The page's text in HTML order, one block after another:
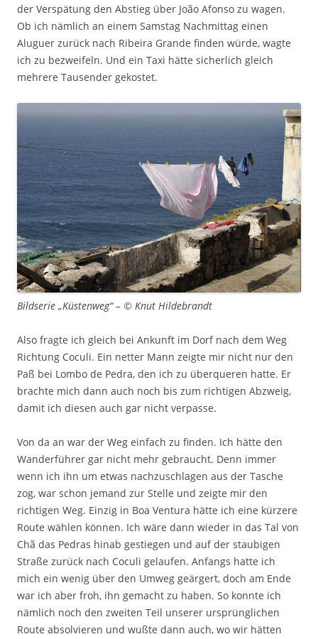
der Verspätung den Abstieg über João Afonso zu wagen.
Ob ich nämlich an einem Samstag Nachmittag einen
Aluguer zurück nach Ribeira Grande finden würde, wagte
ich zu bezweifeln. Und ein Taxi hätte sicherlich gleich
mehrere Tausender gekostet.
Bildserie „Küstenweg“ – © Knut Hildebrandt
Also fragte ich gleich bei Ankunft im Dorf nach dem Weg
Richtung Coculi. Ein netter Mann zeigte mir nicht nur den
Paß bei Lombo de Pedra, den ich zu überqueren hatte. Er
brachte mich dann auch noch bis zum richtigen Abzweig,
damit ich diesen auch gar nicht verpasse.
Von da an war der Weg einfach zu finden. Ich hätte den
Wanderführer gar nicht mehr gebraucht. Denn immer
wenn ich ihn um etwas nachzuschlagen aus der Tasche
zog, war schon jemand zur Stelle und zeigte mir den
richtigen Weg. Einzig in Boa Ventura hätte ich eine kürzere
Route wählen können. Ich wäre dann wieder in das Tal von
Chã das Pedras hinab gestiegen und auf der staubigen
Straße zurück nach Coculi gelaufen. Anfangs hatte ich
mich ein wenig über den Umweg geärgert, doch am Ende
war ich aber froh, ihn gemacht zu haben. So konnte ich
nämlich noch den zweiten Teil unserer ursprünglichen
Route absolvieren und wußte dann auch, wo wir hätten